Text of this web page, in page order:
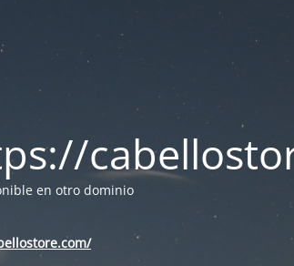
en otro dominio